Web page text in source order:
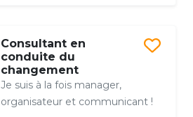
Consultant en
conduite du
changement
Je suis à la fois manager,
organisateur et communicant !